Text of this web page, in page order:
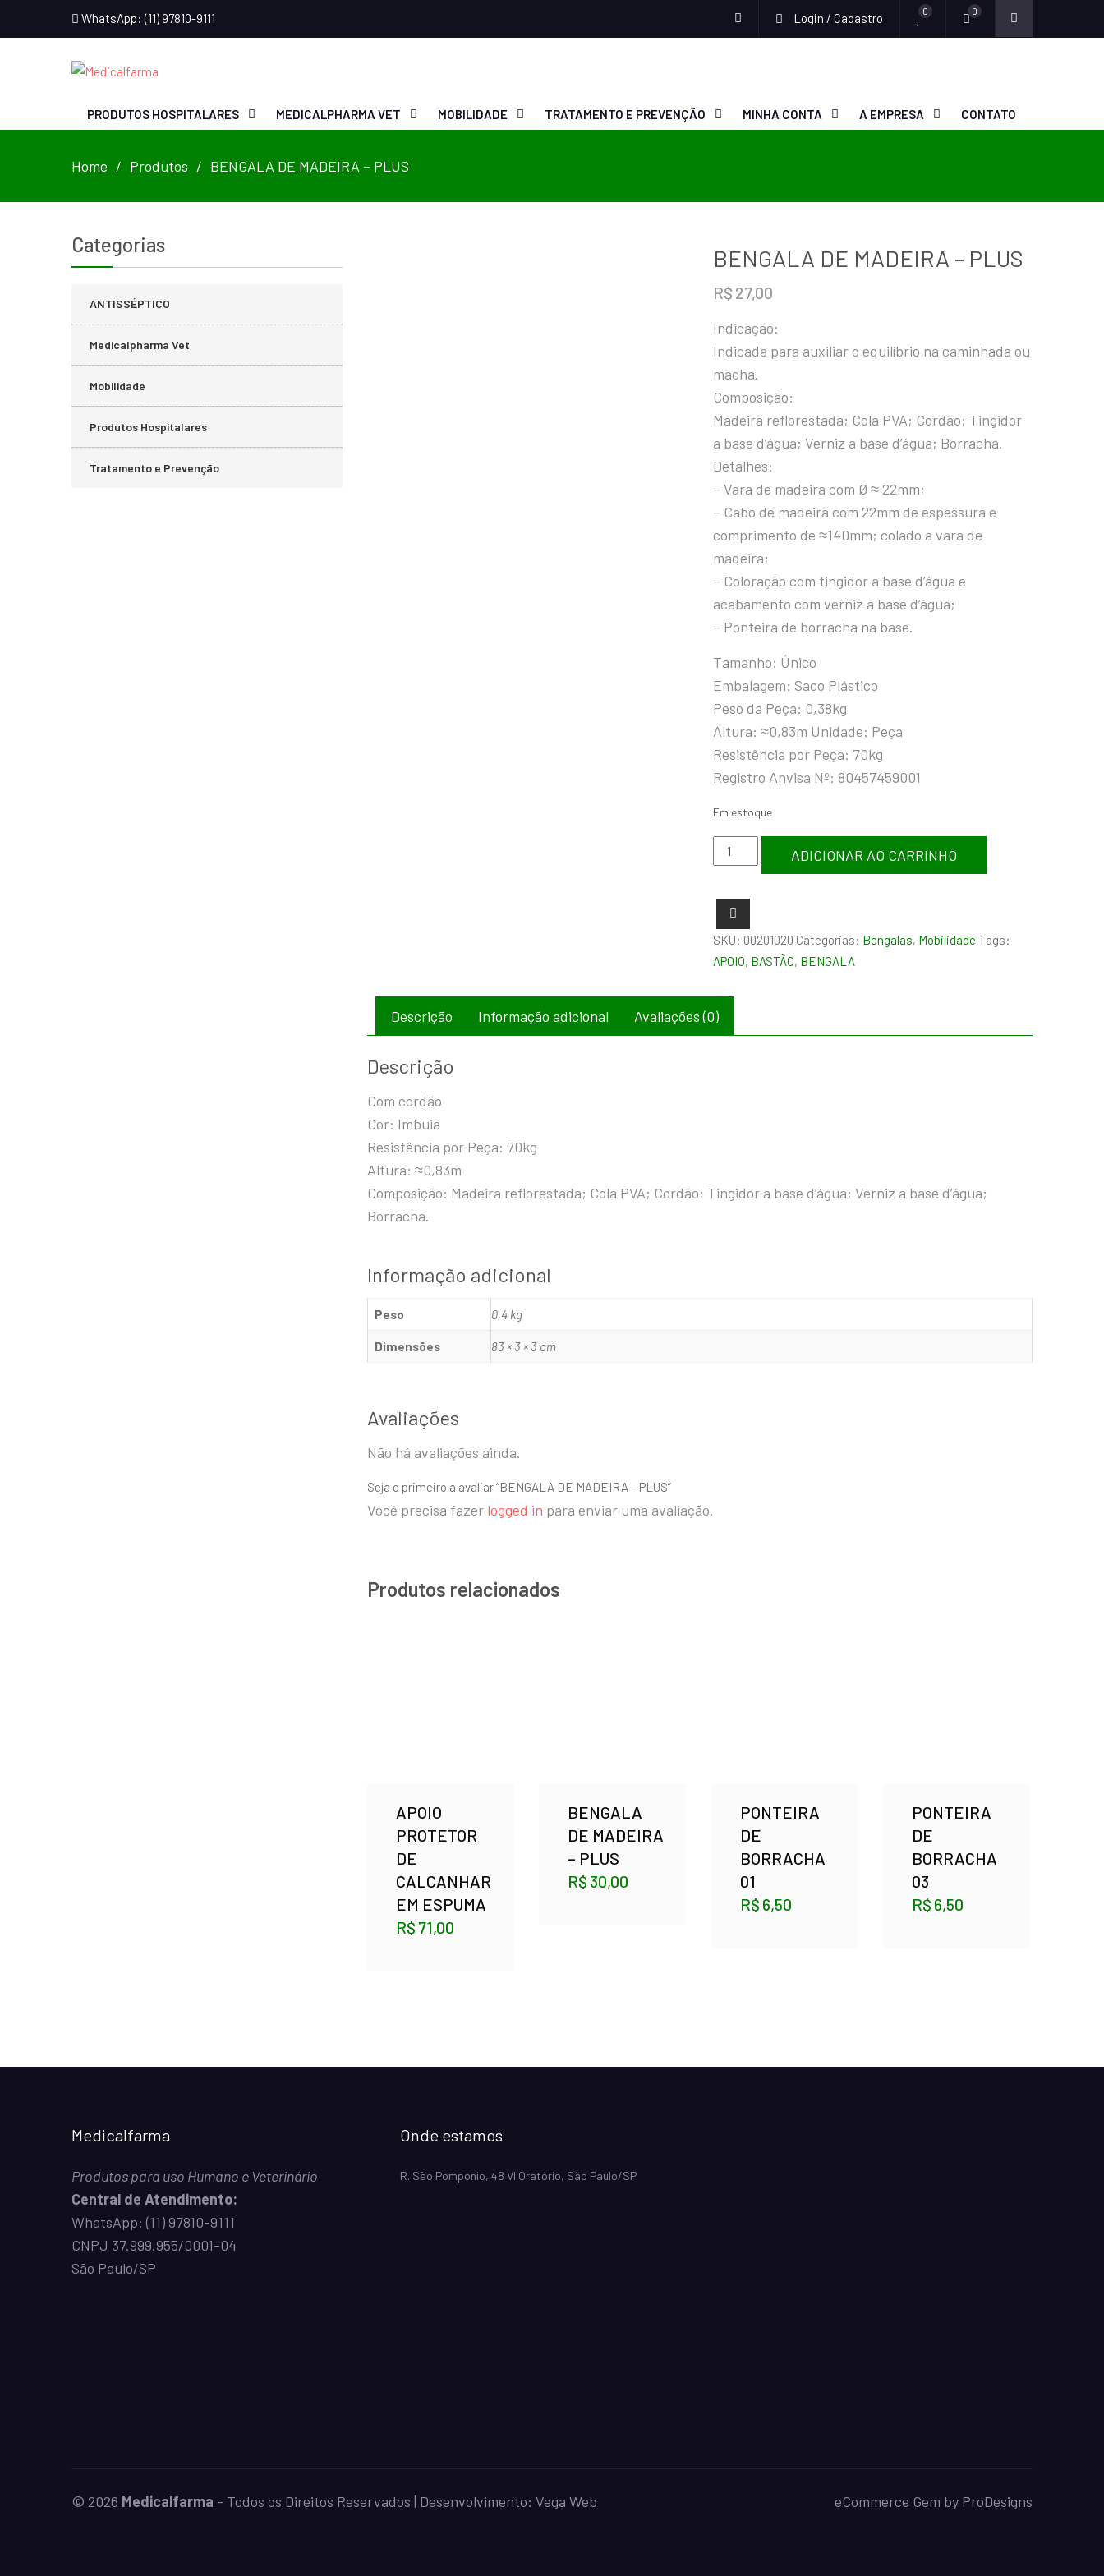
WhatsApp: (11) 97810-9111 Login / Cadastro 0 0
PRODUTOS HOSPITALARES MEDICALPHARMA VET MOBILIDADE TRATAMENTO E PREVENÇÃO MINHA CONTA A EMPRESA CONTATO
Home Produtos BENGALA DE MADEIRA – PLUS
BENGALA DE MADEIRA – PLUS
R$ 27,00
Indicação:
Indicada para auxiliar o equilíbrio na caminhada ou
macha.
Composição:
Madeira reflorestada; Cola PVA; Cordão; Tingidor
a base d’água; Verniz a base d’água; Borracha.
Detalhes:
– Vara de madeira com Ø ≈ 22mm;
– Cabo de madeira com 22mm de espessura e
comprimento de ≈140mm; colado a vara de
madeira;
– Coloração com tingidor a base d’água e
acabamento com verniz a base d’água;
– Ponteira de borracha na base.
Tamanho: Único
Embalagem: Saco Plástico
Peso da Peça: 0,38kg
Altura: ≈0,83m Unidade: Peça
Resistência por Peça: 70kg
Registro Anvisa Nº: 80457459001
Em estoque
ADICIONAR AO CARRINHO
SKU: 00201020 Categorias: Bengalas, Mobilidade Tags:
APOIO, BASTÃO, BENGALA
Descrição Informação adicional Avaliações (0)
Descrição
Com cordão
Cor: Imbuia
Resistência por Peça: 70kg
Altura: ≈0,83m
Composição: Madeira reflorestada; Cola PVA; Cordão; Tingidor a base d’água; Verniz a base d’água;
Borracha.
Informação adicional
Peso 0,4 kg
Dimensões 83 × 3 × 3 cm
Avaliações
Não há avaliações ainda.
Seja o primeiro a avaliar “BENGALA DE MADEIRA – PLUS”
Você precisa fazer logged in para enviar uma avaliação.
Produtos relacionados
APOIO
PROTETOR
DE
CALCANHAR
EM ESPUMA
R$ 71,00
BENGALA
DE MADEIRA
– PLUS
R$ 30,00
PONTEIRA
DE
BORRACHA
01
R$ 6,50
PONTEIRA
DE
BORRACHA
03
R$ 6,50
Categorias
ANTISSÉPTICO
Medicalpharma Vet
Mobilidade
Produtos Hospitalares
Tratamento e Prevenção
Medicalfarma
Produtos para uso Humano e Veterinário
Central de Atendimento:
WhatsApp:(11) 97810-9111
CNPJ 37.999.955/0001-04
São Paulo/SP
Onde estamos
R. São Pomponio, 48 Vl.Oratório, São Paulo/SP
© 2026 Medicalfarma - Todos os Direitos Reservados | Desenvolvimento: Vega Web eCommerce Gem by ProDesigns